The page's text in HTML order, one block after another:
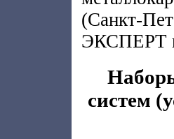
(Санкт-
ЭКСПЕРТ
систем